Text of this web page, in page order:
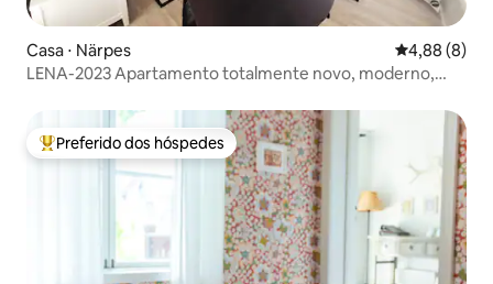
Casa ⋅ Närpes 4,88 de uma
4,88 (8)
LENA-2023 Apartamento totalmente novo, moderno,
Entre os melhores preferidos dos hóspedes
Preferido dos hóspedes